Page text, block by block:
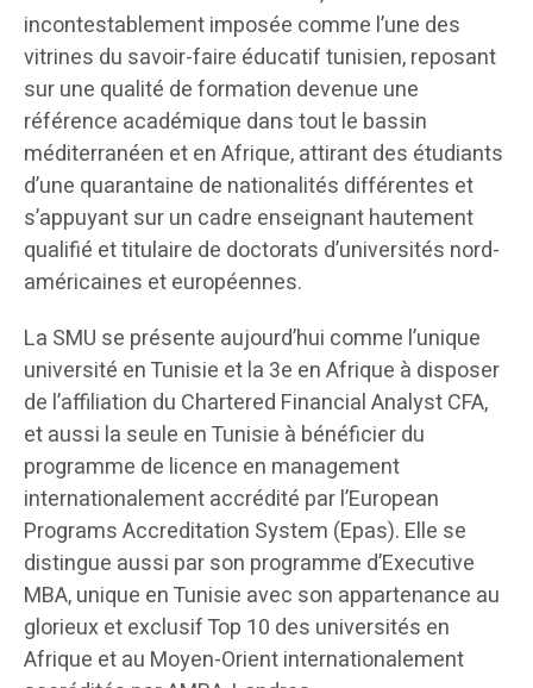
incontestablement imposée comme l’une des
vitrines du savoir-faire éducatif tunisien, reposant
sur une qualité de formation devenue une
référence académique dans tout le bassin
méditerranéen et en Afrique, attirant des étudiants
d’une quarantaine de nationalités différentes et
s’appuyant sur un cadre enseignant hautement
qualifié et titulaire de doctorats d’universités nord-
américaines et européennes.
La SMU se présente aujourd’hui comme l’unique
université en Tunisie et la 3e en Afrique à disposer
de l’affiliation du Chartered Financial Analyst CFA,
et aussi la seule en Tunisie à bénéficier du
programme de licence en management
internationalement accrédité par l’European
Programs Accreditation System (Epas). Elle se
distingue aussi par son programme d’Executive
MBA, unique en Tunisie avec son appartenance au
glorieux et exclusif Top 10 des universités en
Afrique et au Moyen-Orient internationalement